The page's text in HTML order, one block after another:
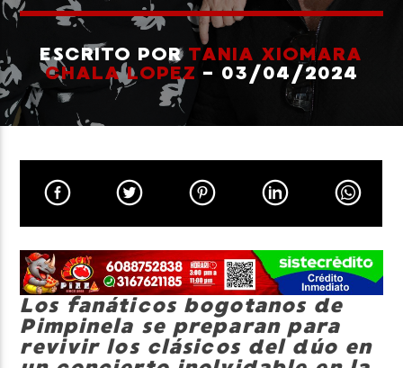
CANCIÓN ACTUAL
TÍTULO
ARTISTA
Neiva Estereo
ESCRITO POR TANIA XIOMARA
CHALA LOPEZ - 03/04/2024
Los fanáticos bogotanos de
Pimpinela se preparan para
revivir los clásicos del dúo en